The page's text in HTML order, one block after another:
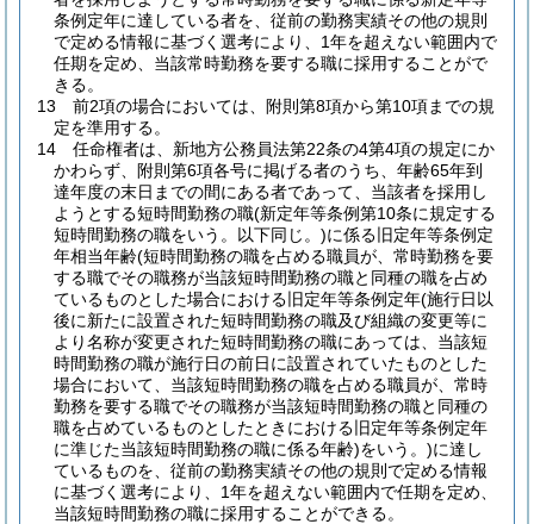
条例定年に達している者を、従前の勤務実績その他の規則
で定める情報に基づく選考により、1年を超えない範囲内で
任期を定め、当該常時勤務を要する職に採用することがで
きる。
13
前2項の場合においては、附則第8項から第10項までの規
定を準用する。
14
任命権者は、新地方公務員法第22条の4第4項の規定にか
かわらず、附則第6項各号に掲げる者のうち、年齢65年到
達年度の末日までの間にある者であって、当該者を採用し
ようとする短時間勤務の職(新定年等条例第10条に規定する
短時間勤務の職をいう。以下同じ。)に係る旧定年等条例定
年相当年齢(短時間勤務の職を占める職員が、常時勤務を要
する職でその職務が当該短時間勤務の職と同種の職を占め
ているものとした場合における旧定年等条例定年(施行日以
後に新たに設置された短時間勤務の職及び組織の変更等に
より名称が変更された短時間勤務の職にあっては、当該短
時間勤務の職が施行日の前日に設置されていたものとした
場合において、当該短時間勤務の職を占める職員が、常時
勤務を要する職でその職務が当該短時間勤務の職と同種の
職を占めているものとしたときにおける旧定年等条例定年
に準じた当該短時間勤務の職に係る年齢)をいう。)に達し
ているものを、従前の勤務実績その他の規則で定める情報
に基づく選考により、1年を超えない範囲内で任期を定め、
当該短時間勤務の職に採用することができる。